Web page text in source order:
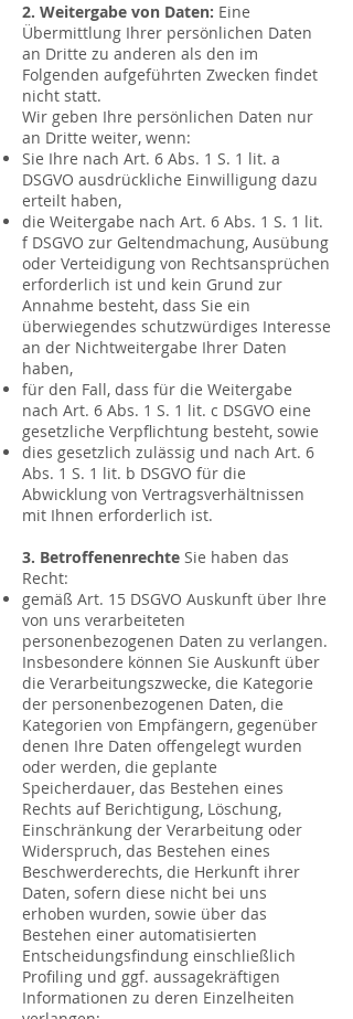
2. Weitergabe von Daten: Eine
Übermittlung Ihrer persönlichen Daten
an Dritte zu anderen als den im
Folgenden aufgeführten Zwecken findet
nicht statt.
Wir geben Ihre persönlichen Daten nur
an Dritte weiter, wenn:
Sie Ihre nach Art. 6 Abs. 1 S. 1 lit. a
DSGVO ausdrückliche Einwilligung dazu
erteilt haben,
die Weitergabe nach Art. 6 Abs. 1 S. 1 lit.
f DSGVO zur Geltendmachung, Ausübung
oder Verteidigung von Rechtsansprüchen
erforderlich ist und kein Grund zur
Annahme besteht, dass Sie ein
überwiegendes schutzwürdiges Interesse
an der Nichtweitergabe Ihrer Daten
haben,
für den Fall, dass für die Weitergabe
nach Art. 6 Abs. 1 S. 1 lit. c DSGVO eine
gesetzliche Verpflichtung besteht, sowie
dies gesetzlich zulässig und nach Art. 6
Abs. 1 S. 1 lit. b DSGVO für die
Abwicklung von Vertragsverhältnissen
mit Ihnen erforderlich ist.
3. Betroffenenrechte Sie haben das
Recht:
gemäß Art. 15 DSGVO Auskunft über Ihre
von uns verarbeiteten
personenbezogenen Daten zu verlangen.
Insbesondere können Sie Auskunft über
die Verarbeitungszwecke, die Kategorie
der personenbezogenen Daten, die
Kategorien von Empfängern, gegenüber
denen Ihre Daten offengelegt wurden
oder werden, die geplante
Speicherdauer, das Bestehen eines
Rechts auf Berichtigung, Löschung,
Einschränkung der Verarbeitung oder
Widerspruch, das Bestehen eines
Beschwerderechts, die Herkunft ihrer
Daten, sofern diese nicht bei uns
erhoben wurden, sowie über das
Bestehen einer automatisierten
Entscheidungsfindung einschließlich
Profiling und ggf. aussagekräftigen
Informationen zu deren Einzelheiten